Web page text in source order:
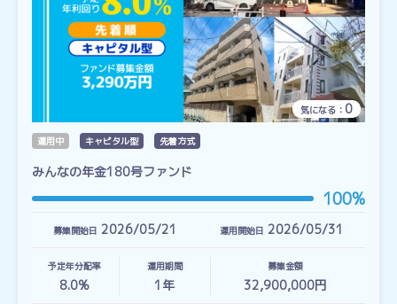
気になる： 0
運用中 キャピタル型 先着方式
みんなの年金180号ファンド
100%
募集開始日 2026/05/21 運用開始日 2026/05/31
予定年分配率
8.0%
運用期間
1 年
募集金額
32,900,000円